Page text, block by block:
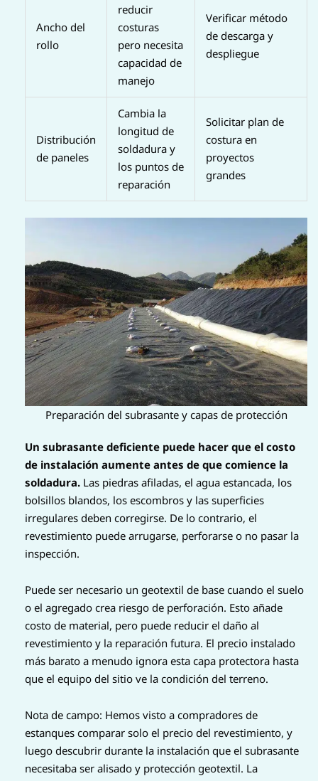
Ancho del
rollo
reducir
costuras
pero necesita
capacidad de
manejo
Verificar método
de descarga y
despliegue
Distribución
de paneles
Cambia la
longitud de
soldadura y
los puntos de
reparación
Solicitar plan de
costura en
proyectos
grandes
Preparación del subrasante y capas de protección
Un subrasante deficiente puede hacer que el costo
de instalación aumente antes de que comience la
soldadura. Las piedras afiladas, el agua estancada, los
bolsillos blandos, los escombros y las superficies
irregulares deben corregirse. De lo contrario, el
revestimiento puede arrugarse, perforarse o no pasar la
inspección.
Puede ser necesario un geotextil de base cuando el suelo
o el agregado crea riesgo de perforación. Esto añade
costo de material, pero puede reducir el daño al
revestimiento y la reparación futura. El precio instalado
más barato a menudo ignora esta capa protectora hasta
que el equipo del sitio ve la condición del terreno.
Nota de campo: Hemos visto a compradores de
estanques comparar solo el precio del revestimiento, y
luego descubrir durante la instalación que el subrasante
necesitaba ser alisado y protección geotextil. La